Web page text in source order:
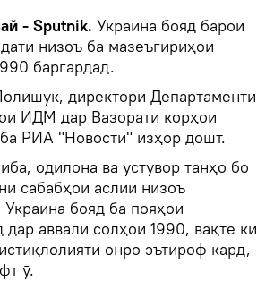
- Sputnik. Украина бояд барои
низоъ ба мазеъгириҳои
баргардад.
директори Департаменти
ИДМ дар Вазорати корҳои
РИА "Новости" изҳор дошт.
одилона ва устувор танҳо бо
сабабҳои аслии низоъ
Украина бояд ба пояҳои
дар аввали солҳои 1990, вақте ки
онро эътироф кард,
ӯ.